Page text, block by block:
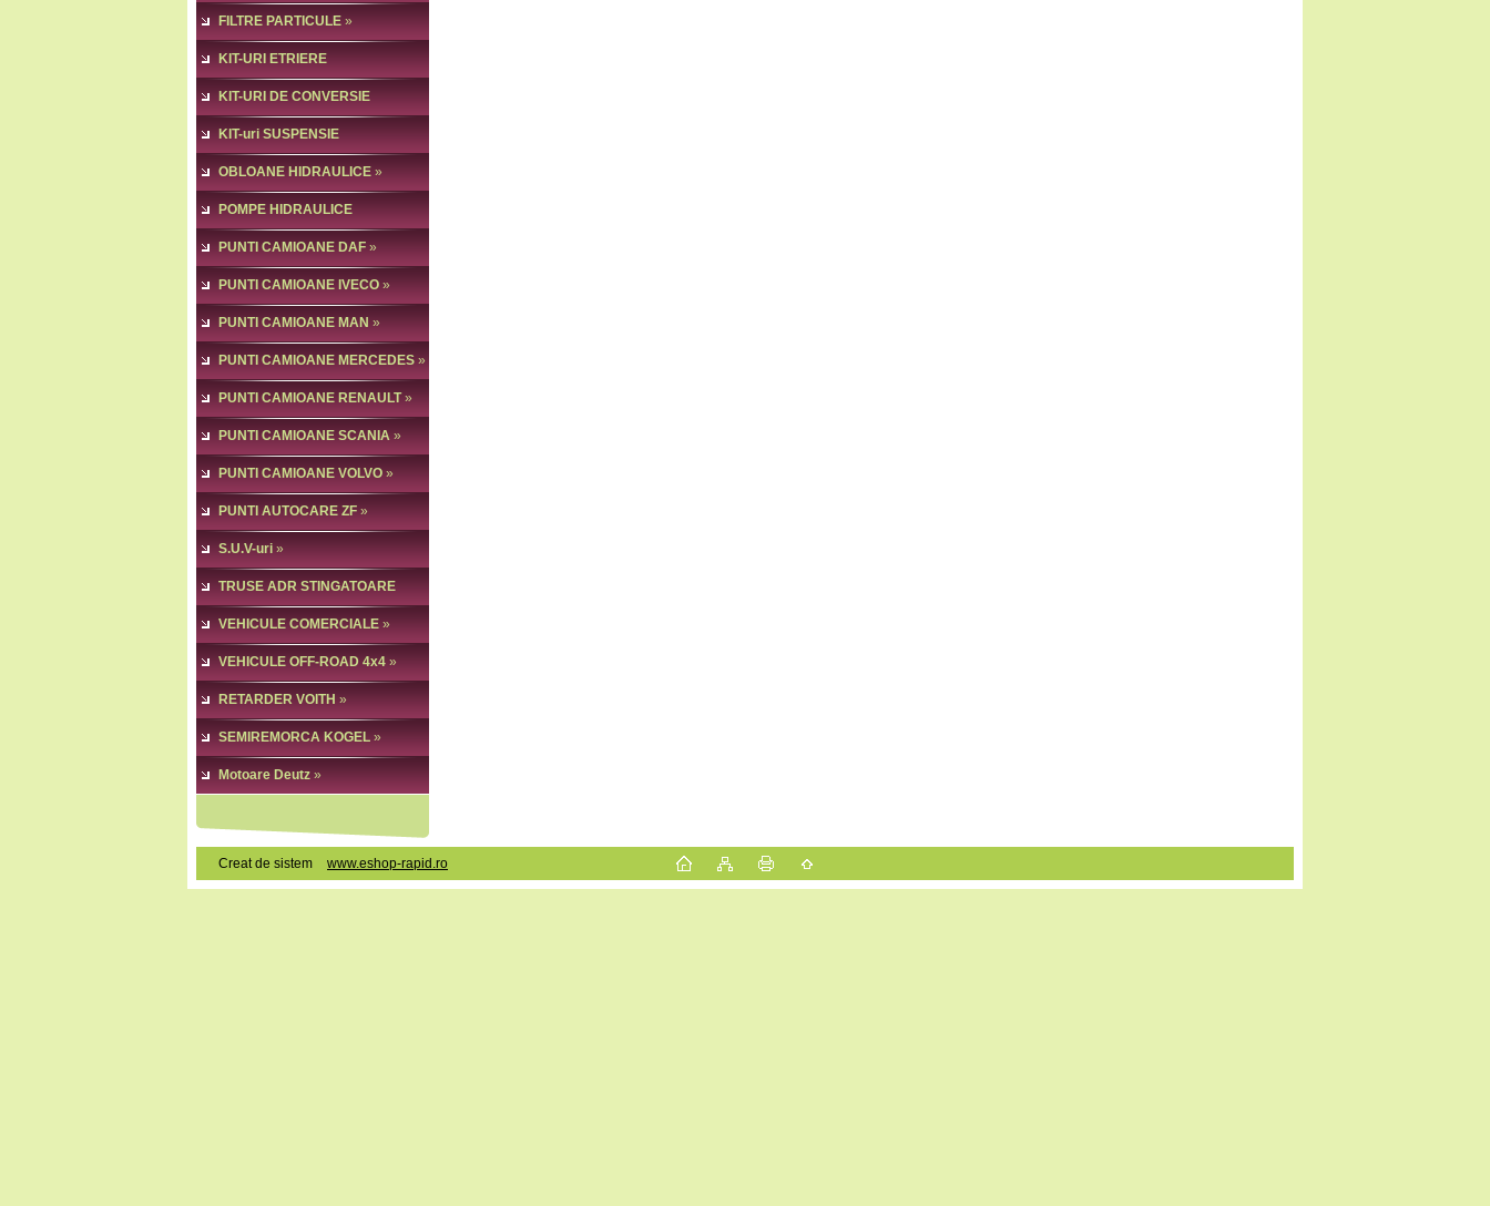
FILTRE PARTICULE »
KIT-URI ETRIERE
CAMIOANE,AXE»
KIT-URI DE CONVERSIE
AMBREIAJ
KIT-uri SUSPENSIE
PNEUMATICA
OBLOANE HIDRAULICE »
POMPE HIDRAULICE
PUNTI CAMIOANE DAF »
PUNTI CAMIOANE IVECO »
PUNTI CAMIOANE MAN »
PUNTI CAMIOANE MERCEDES »
PUNTI CAMIOANE RENAULT»
PUNTI CAMIOANE SCANIA »
PUNTI CAMIOANE VOLVO »
PUNTI AUTOCARE ZF »
S.U.V-uri »
TRUSE ADR STINGATOARE
VEHICULE COMERCIALE »
VEHICULE OFF-ROAD 4x4 »
RETARDER VOITH »
SEMIREMORCA KOGEL »
Motoare Deutz »
Creat de sistem www.eshop-rapid.ro